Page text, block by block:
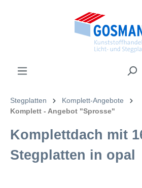
Stegplatten
Komplett-Angebote
Komplett - Angebot "Sprosse"
Komplettdach mit
Stegplatten in opal